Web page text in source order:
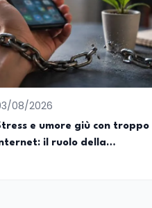
08/2026
e umore giù con troppo
il ruolo della